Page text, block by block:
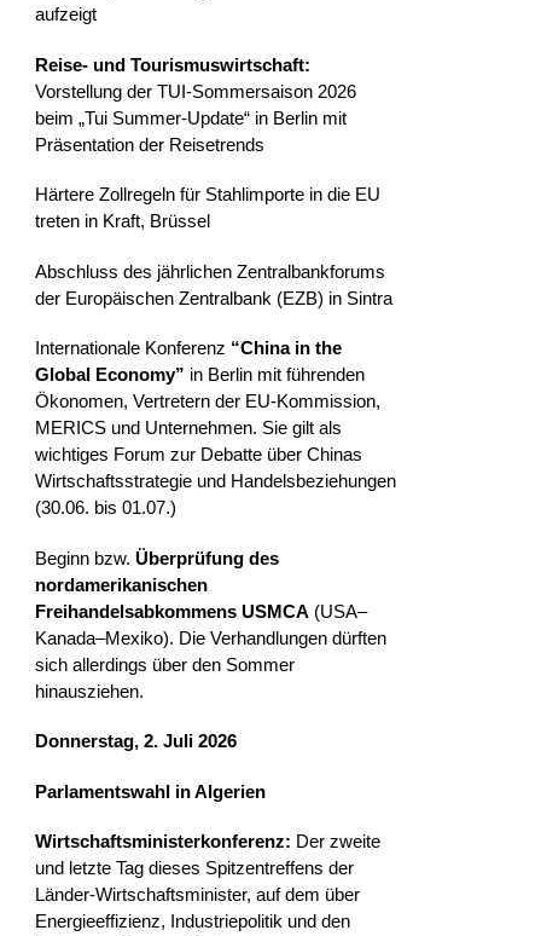
aufzeigt
Reise- und Tourismuswirtschaft:
Vorstellung der TUI-Sommersaison 2026
beim „Tui Summer-Update“ in Berlin mit
Präsentation der Reisetrends
Härtere Zollregeln für Stahlimporte in die EU
treten in Kraft, Brüssel
Abschluss des jährlichen Zentralbankforums
der Europäischen Zentralbank (EZB) in Sintra
Internationale Konferenz “China in the
Global Economy” in Berlin mit führenden
Ökonomen, Vertretern der EU-Kommission,
MERICS und Unternehmen. Sie gilt als
wichtiges Forum zur Debatte über Chinas
Wirtschaftsstrategie und Handelsbeziehungen
(30.06. bis 01.07.)
Beginn bzw.Überprüfung des
nordamerikanischen
Freihandelsabkommens USMCA (USA–
Kanada–Mexiko). Die Verhandlungen dürften
sich allerdings über den Sommer
hinausziehen.
Donnerstag, 2. Juli 2026
Parlamentswahl in Algerien
Wirtschaftsministerkonferenz: Der zweite
und letzte Tag dieses Spitzentreffens der
Länder-Wirtschaftsminister, auf dem über
Energieeffizienz, Industriepolitik und den